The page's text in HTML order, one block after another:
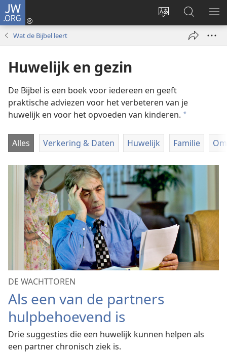
JW.ORG
Taal
wijzigen
Inloggen
(opent
Zoeken
op
JW.ORG
Wat de Bijbel leert
Huwelijk en gezin
De Bijbel is een boek voor iedereen en geeft
praktische adviezen voor het verbeteren van je
huwelijk en voor het opvoeden van kinderen. a
Alles Verkering & Daten Huwelijk Familie
DE WACHTTOREN
Als een van de partners
hulpbehoevend is
Drie suggesties die een huwelijk kunnen helpen als
een partner chronisch ziek is.